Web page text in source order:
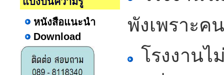
หนังสือแนะนำ
Download
พังเพราะค
โรงงาน